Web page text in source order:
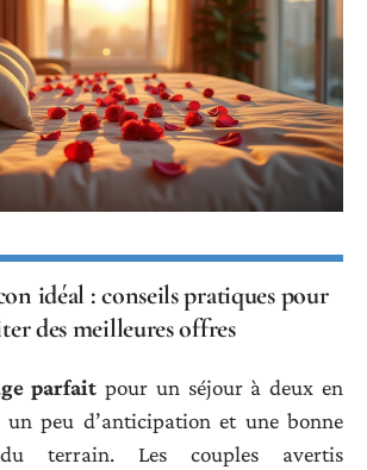
idéal : conseils pratiques pour
des meilleures offres
parfait pour un séjour à deux en
un peu d’anticipation et une bonne
du terrain. Les couples avertis